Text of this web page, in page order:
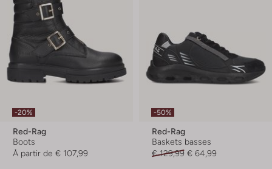
-20%
Red-Rag
Boots
À partir de € 107,99
-50%
Red-Rag
Baskets basses
€ 129,99 € 64,99